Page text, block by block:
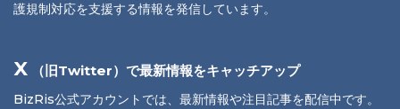
護規制対応を支援する情報を発信しています。
X （旧Twitter）で最新情報をキャッチアップ
BizRis公式アカウントでは、最新情報や注目記事を配信中です。